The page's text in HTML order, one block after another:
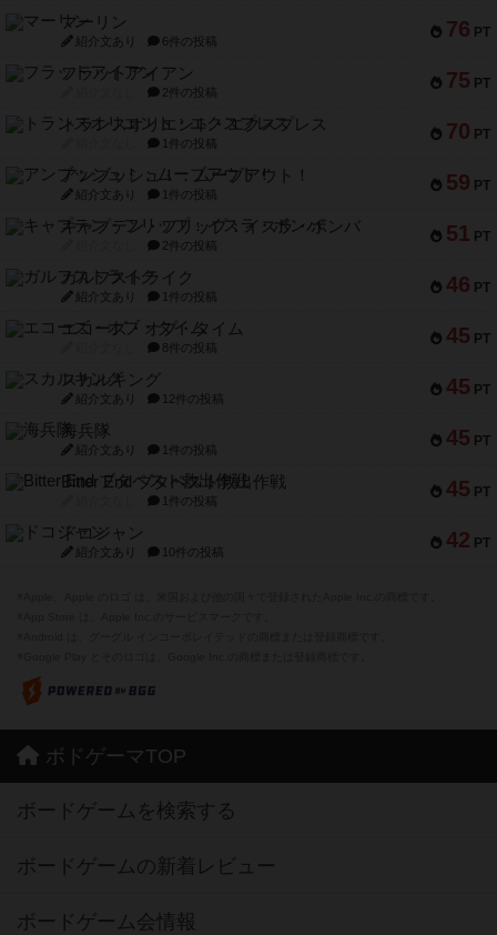
76 PT
マーリン
紹介文あり 6件の投稿
75 PT
フラットアイアン
2件の投稿
70 PT
トランスオリエント・エクスプレス
1件の投稿
59 PT
アンブッシュ！：ムーブアウト！
紹介文あり 1件の投稿
51 PT
キャプテン・フリップ：イスラ・ボンバ
2件の投稿
46 PT
ガルフストライク
紹介文あり 1件の投稿
45 PT
エコーズ・オブ・タイム
8件の投稿
45 PT
スカルキング
紹介文あり 12件の投稿
45 PT
海兵隊
紹介文あり 1件の投稿
45 PT
Bitter End ブタペスト救出作戦
1件の投稿
42 PT
ドコジャン
紹介文あり 10件の投稿
ボドゲーマTOP
ボードゲームを検索する
ボードゲームの新着レビュー
ボードゲーム会情報